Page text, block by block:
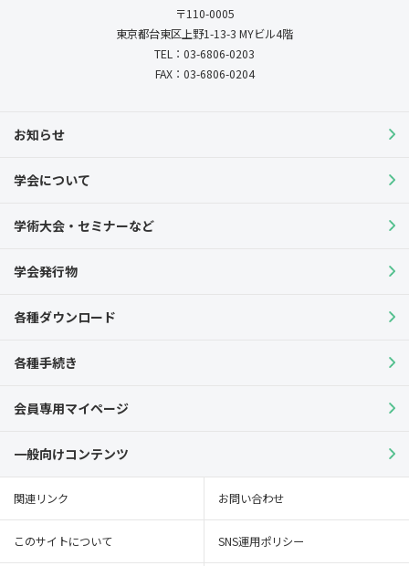
〒110-0005
東京都台東区上野1-13-3 MYビル4階
TEL：03-6806-0203
FAX：03-6806-0204
お知らせ
学会について
学術大会・セミナーなど
学会発行物
各種ダウンロード
各種手続き
会員専用マイページ
一般向けコンテンツ
関連リンク お問い合わせ
このサイトについて SNS運用ポリシー